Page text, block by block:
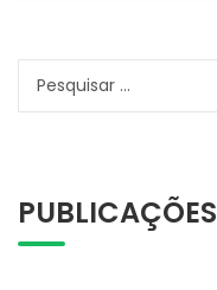
Pesquisar
PUBLICAÇÕES